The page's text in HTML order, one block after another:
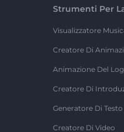
Strumenti Per
Visualizzatore
Creatore Di
Animazione Del
Creatore Di
Generatore Di
Creatore Di Video